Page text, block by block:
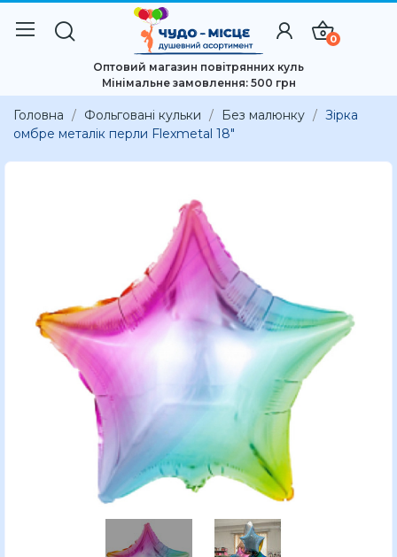
0
Оптовий магазин повітрянних куль
Мінімальне замовлення: 500 грн
Головна Фольговані кульки Без малюнку
Зірка
омбре металік перли Flexmetal 18"